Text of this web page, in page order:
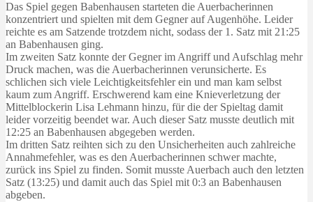
Das Spiel gegen Babenhausen starteten die Auerbacherinnen
konzentriert und spielten mit dem Gegner auf Augenhöhe. Leider
reichte es am Satzende trotzdem nicht, sodass der 1. Satz mit 21:25
an Babenhausen ging.
Im zweiten Satz konnte der Gegner im Angriff und Aufschlag mehr
Druck machen, was die Auerbacherinnen verunsicherte. Es
schlichen sich viele Leichtigkeitsfehler ein und man kam selbst
kaum zum Angriff. Erschwerend kam eine Knieverletzung der
Mittelblockerin Lisa Lehmann hinzu, für die der Spieltag damit
leider vorzeitig beendet war. Auch dieser Satz musste deutlich mit
12:25 an Babenhausen abgegeben werden.
Im dritten Satz reihten sich zu den Unsicherheiten auch zahlreiche
Annahmefehler, was es den Auerbacherinnen schwer machte,
zurück ins Spiel zu finden. Somit musste Auerbach auch den letzten
Satz (13:25) und damit auch das Spiel mit 0:3 an Babenhausen
abgeben.